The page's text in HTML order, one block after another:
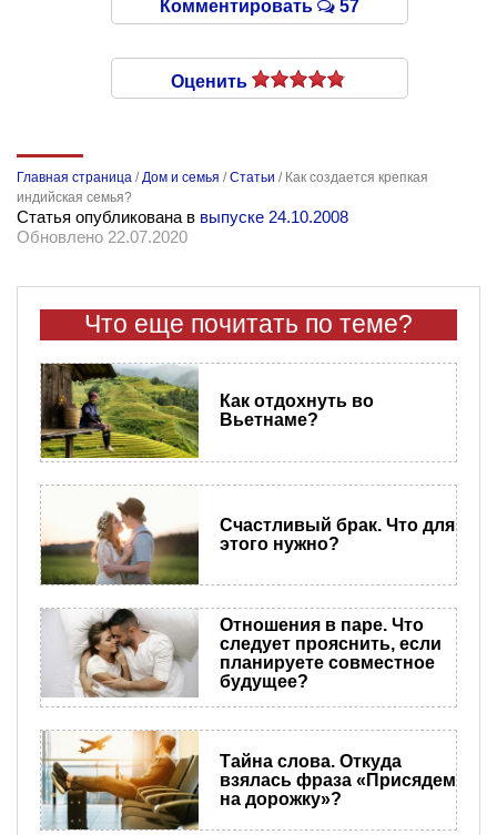
Комментировать 57
Оценить
Главная страница / Дом и семья /Статьи / Как создается крепкая
индийская семья?
Статья опубликована в выпуске 24.10.2008
Обновлено 22.07.2020
Что еще почитать по теме?
Как отдохнуть во
Вьетнаме?
Счастливый брак. Что для
этого нужно?
Отношения в паре. Что
следует прояснить, если
планируете совместное
будущее?
Тайна слова. Откуда
взялась фраза «Присядем
на дорожку»?